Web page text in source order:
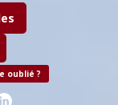
oublié ?